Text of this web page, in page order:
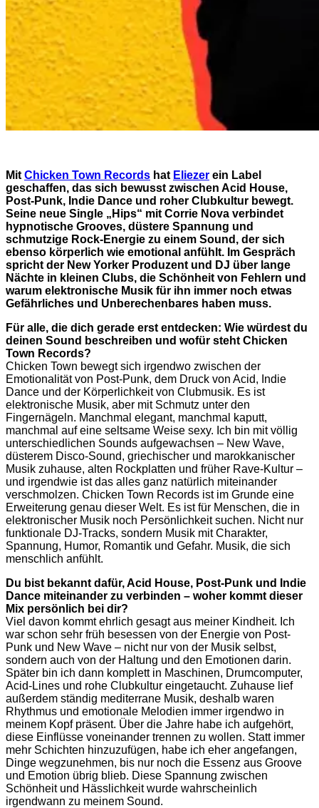
Mit Chicken Town Records hat Eliezer ein Label
geschaffen, das sich bewusst zwischen Acid House,
Post-Punk, Indie Dance und roher Clubkultur bewegt.
Seine neue Single „Hips“ mit Corrie Nova verbindet
hypnotische Grooves, düstere Spannung und
schmutzige Rock-Energie zu einem Sound, der sich
ebenso körperlich wie emotional anfühlt. Im Gespräch
spricht der New Yorker Produzent und DJ über lange
Nächte in kleinen Clubs, die Schönheit von Fehlern und
warum elektronische Musik für ihn immer noch etwas
Gefährliches und Unberechenbares haben muss.
Für alle, die dich gerade erst entdecken: Wie würdest du
deinen Sound beschreiben und wofür steht Chicken
Town Records?
Chicken Town bewegt sich irgendwo zwischen der
Emotionalität von Post-Punk, dem Druck von Acid, Indie
Dance und der Körperlichkeit von Clubmusik. Es ist
elektronische Musik, aber mit Schmutz unter den
Fingernägeln. Manchmal elegant, manchmal kaputt,
manchmal auf eine seltsame Weise sexy. Ich bin mit völlig
unterschiedlichen Sounds aufgewachsen – New Wave,
düsterem Disco-Sound, griechischer und marokkanischer
Musik zuhause, alten Rockplatten und früher Rave-Kultur –
und irgendwie ist das alles ganz natürlich miteinander
verschmolzen. Chicken Town Records ist im Grunde eine
Erweiterung genau dieser Welt. Es ist für Menschen, die in
elektronischer Musik noch Persönlichkeit suchen. Nicht nur
funktionale DJ-Tracks, sondern Musik mit Charakter,
Spannung, Humor, Romantik und Gefahr. Musik, die sich
menschlich anfühlt.
Du bist bekannt dafür, Acid House, Post-Punk und Indie
Dance miteinander zu verbinden – woher kommt dieser
Mix persönlich bei dir?
Viel davon kommt ehrlich gesagt aus meiner Kindheit. Ich
war schon sehr früh besessen von der Energie von Post-
Punk und New Wave – nicht nur von der Musik selbst,
sondern auch von der Haltung und den Emotionen darin.
Später bin ich dann komplett in Maschinen, Drumcomputer,
Acid-Lines und rohe Clubkultur eingetaucht. Zuhause lief
außerdem ständig mediterrane Musik, deshalb waren
Rhythmus und emotionale Melodien immer irgendwo in
meinem Kopf präsent. Über die Jahre habe ich aufgehört,
diese Einflüsse voneinander trennen zu wollen. Statt immer
mehr Schichten hinzuzufügen, habe ich eher angefangen,
Dinge wegzunehmen, bis nur noch die Essenz aus Groove
und Emotion übrig blieb. Diese Spannung zwischen
Schönheit und Hässlichkeit wurde wahrscheinlich
irgendwann zu meinem Sound.